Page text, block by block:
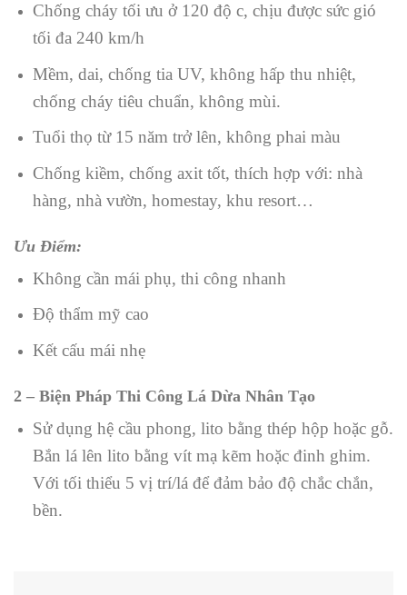
Chống cháy tối ưu ở 120 độ c, chịu được sức gió
tối đa 240 km/h
Mềm, dai, chống tia UV, không hấp thu nhiệt,
chống cháy tiêu chuẩn, không mùi.
Tuổi thọ từ 15 năm trở lên, không phai màu
Chống kiềm, chống axit tốt, thích hợp với: nhà
hàng, nhà vườn, homestay, khu resort…
Ưu Điểm:
Không cần mái phụ, thi công nhanh
Độ thẩm mỹ cao
Kết cấu mái nhẹ
2 – Biện Pháp Thi Công Lá Dừa Nhân Tạo
Sử dụng hệ cầu phong, lito bằng thép hộp hoặc gỗ.
Bắn lá lên lito bằng vít mạ kẽm hoặc đinh ghim.
Với tối thiểu 5 vị trí/lá để đảm bảo độ chắc chắn,
bền.